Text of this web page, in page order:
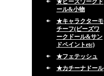
★ビーズワークド
ール&小物
★キャラクターモ
チーフ(ビーズワ
ークドール&サン
ドペイントetc)
★フェテッシュ
★カチーナドール